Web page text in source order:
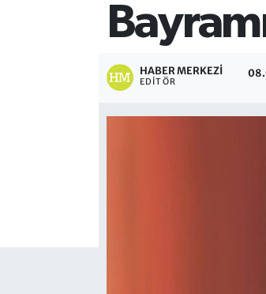
HABER MERKEZI
EDITÖR